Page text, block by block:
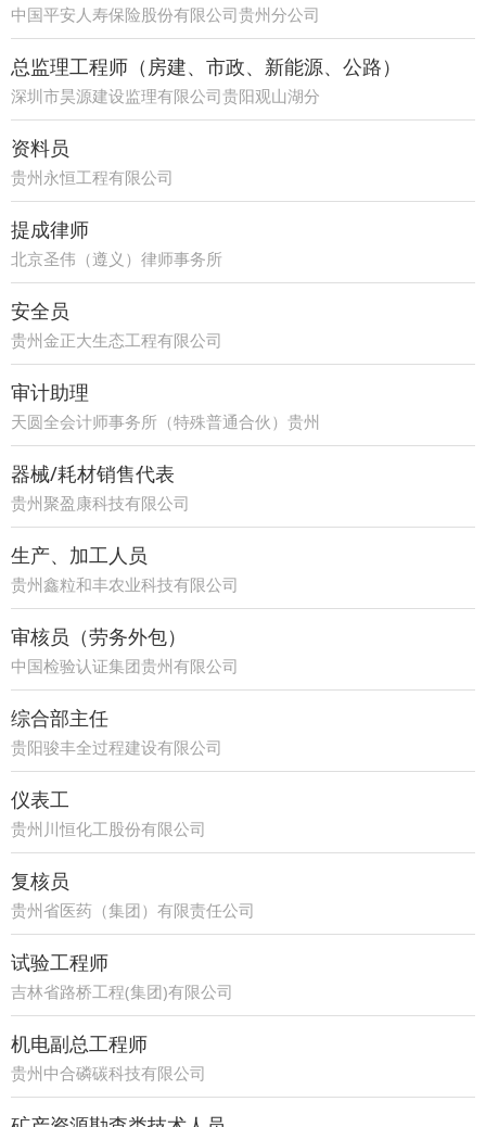
中国平安人寿保险股份有限公司贵州分公司
21部
总监理工程师（房建、市政、新能源、公路）
深圳市昊源建设监理有限公司贵阳观山湖分
公司
资料员
贵州永恒工程有限公司
提成律师
北京圣伟（遵义）律师事务所
安全员
贵州金正大生态工程有限公司
审计助理
天圆全会计师事务所（特殊普通合伙）贵州
分所
器械/耗材销售代表
贵州聚盈康科技有限公司
生产、加工人员
贵州鑫粒和丰农业科技有限公司
审核员（劳务外包）
中国检验认证集团贵州有限公司
综合部主任
贵阳骏丰全过程建设有限公司
仪表工
贵州川恒化工股份有限公司
复核员
贵州省医药（集团）有限责任公司
试验工程师
吉林省路桥工程(集团)有限公司
机电副总工程师
贵州中合磷碳科技有限公司